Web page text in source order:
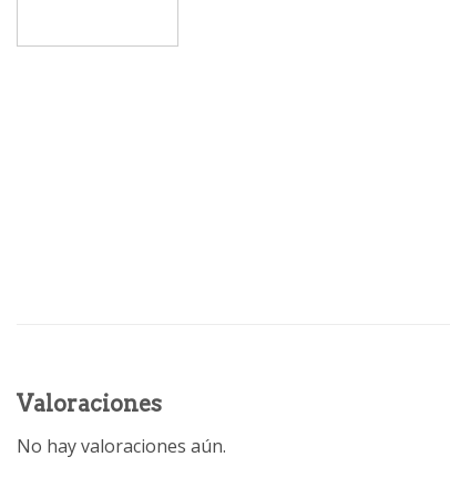
Valoraciones
No hay valoraciones aún.